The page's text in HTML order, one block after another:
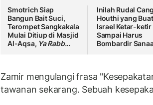
Smotrich Siap
Bangun Bait Suci,
Terompet Sangkakala
Mulai Ditiup di Masjid
Al-Aqsa, Ya Rabb...
Inilah Rudal
Houthi yang Buat
Israel Ketar-ketir
Sampai Harus
Bombardir
Zamir mengulangi frasa
tawanan sekarang. Sebuah